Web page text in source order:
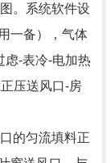
。系统软件设
一备），气体
虑-表冷-电加热
压送风口-房
的匀流填料正